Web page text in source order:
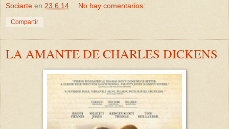
Sociarte en 23.6.14 No hay comentarios:
Compartir
LA AMANTE DE CHARLES DICKENS